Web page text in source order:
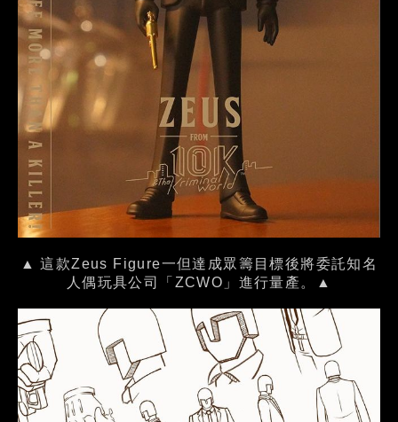
▲ 這款Zeus Figure一但達成眾籌目標後將委託知名
人偶玩具公司「ZCWO」進行量產。▲